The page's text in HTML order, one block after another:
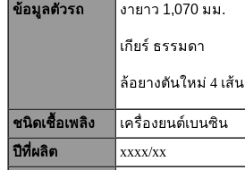
ข้อมูลตัวรถ งายาว 1,070 มม.
เกียร์ ธรรมดา
ล้อยางตันใหม่ 4 เส้น
ชนิดเชื้อเพลิง
เครื่องยนต์เบนซิน
ปีที่ผลิต
xxxx/xx